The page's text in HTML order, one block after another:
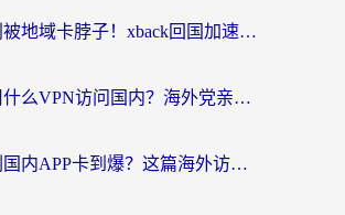
海外党别被地域卡脖子！xback回国加速器选择全攻略，轻松刷剧玩国服
从印度用什么VPN访问国内？海外党亲测的无缝回国上网指南
海外想刷国内APP卡到爆？这篇海外访问国内服务器加速指南帮你解决所有问题